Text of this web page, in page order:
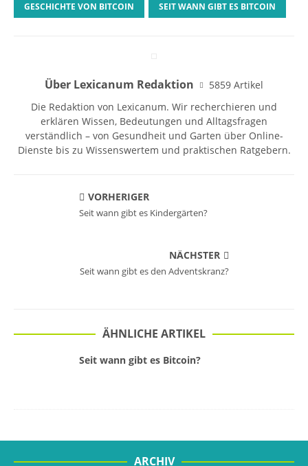
GESCHICHTE VON BITCOIN SEIT WANN GIBT ES BITCOIN
Über Lexicanum Redaktion
5859 Artikel
Die Redaktion von Lexicanum. Wir recherchieren und
erklären Wissen, Bedeutungen und Alltagsfragen
verständlich – von Gesundheit und Garten über Online-
Dienste bis zu Wissenswertem und praktischen Ratgebern.
VORHERIGER
Seit wann gibt es Kindergärten?
NÄCHSTER
Seit wann gibt es den Adventskranz?
ÄHNLICHE ARTIKEL
Seit wann gibt es Bitcoin?
ARCHIV